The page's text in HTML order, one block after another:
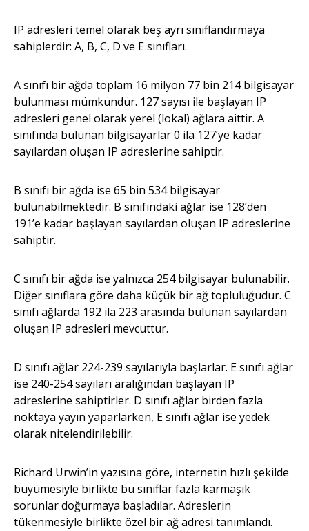
IP adresleri temel olarak beş ayrı sınıflandırmaya
sahiplerdir: A, B, C, D ve E sınıfları.
A sınıfı bir ağda toplam 16 milyon 77 bin 214 bilgisayar
bulunması mümkündür. 127 sayısı ile başlayan IP
adresleri genel olarak yerel (lokal) ağlara aittir. A
sınıfında bulunan bilgisayarlar 0 ila 127’ye kadar
sayılardan oluşan IP adreslerine sahiptir.
B sınıfı bir ağda ise 65 bin 534 bilgisayar
bulunabilmektedir. B sınıfındaki ağlar ise 128’den
191’e kadar başlayan sayılardan oluşan IP adreslerine
sahiptir.
C sınıfı bir ağda ise yalnızca 254 bilgisayar bulunabilir.
Diğer sınıflara göre daha küçük bir ağ topluluğudur. C
sınıfı ağlarda 192 ila 223 arasında bulunan sayılardan
oluşan IP adresleri mevcuttur.
D sınıfı ağlar 224-239 sayılarıyla başlarlar. E sınıfı ağlar
ise 240-254 sayıları aralığından başlayan IP
adreslerine sahiptirler. D sınıfı ağlar birden fazla
noktaya yayın yaparlarken, E sınıfı ağlar ise yedek
olarak nitelendirilebilir.
Richard Urwin’in yazısına göre, internetin hızlı şekilde
büyümesiyle birlikte bu sınıflar fazla karmaşık
sorunlar doğurmaya başladılar. Adreslerin
tükenmesiyle birlikte özel bir ağ adresi tanımlandı.